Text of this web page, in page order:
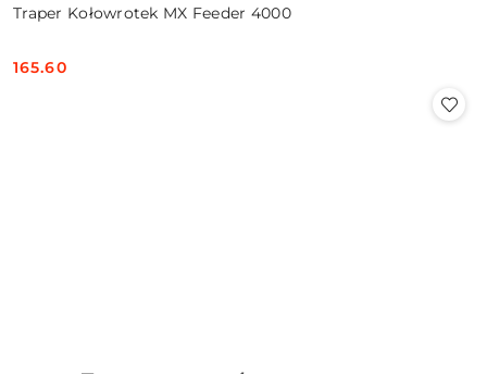
Traper Kołowrotek MX Feeder 4000
Cena:
165.60